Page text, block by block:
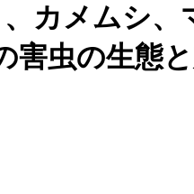
カメムシ
虫の生態